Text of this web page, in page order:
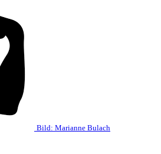
Bild: Marianne Bulach